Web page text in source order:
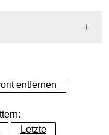
Berlin
entfernen
Letzte